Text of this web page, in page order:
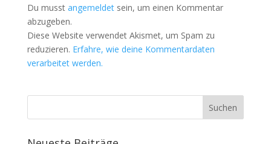
Du musst angemeldetsein, um einen Kommentar
abzugeben.
Diese Website verwendet Akismet, um Spam zu
reduzieren. Erfahre, wie deine Kommentardaten
verarbeitet werden.